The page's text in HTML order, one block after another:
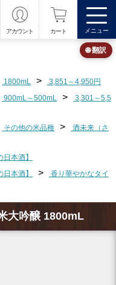
アカウント カート メニュー
1800mL >
3,851～4,950円
900mL～500mL >
3,301～5,5
その他の米品種 >
酒未来（さ
日本酒】
日本酒】 >
香り華やかなタイ
大吟醸 1800mL
🌐 翻訳